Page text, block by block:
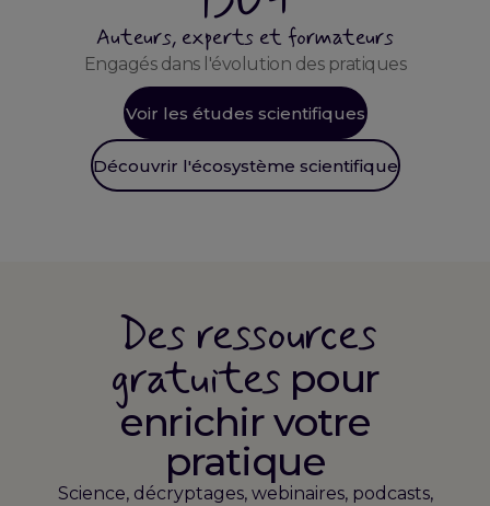
Auteurs, experts et formateurs
Engagés dans l'évolution des pratiques
Voir les études scientifiques
Découvrir l'écosystème scientifique
Des ressources
gratuites pour
enrichir votre
pratique
Science, décryptages, webinaires, podcasts,